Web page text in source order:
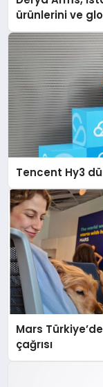
ürünlerini ve
Tencent Hy3
Mars
çağrısı